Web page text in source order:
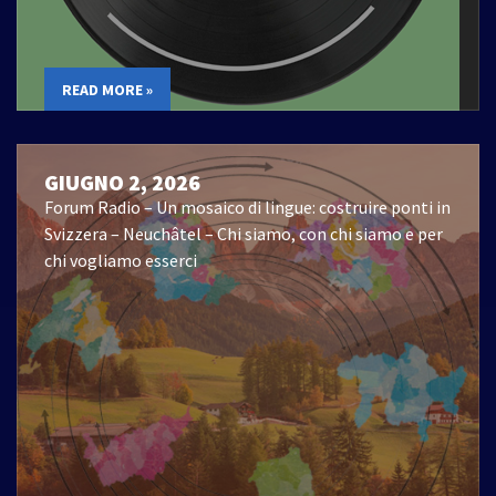
READ MORE »
GIUGNO 2, 2026
Forum Radio – Un mosaico di lingue: costruire ponti in
Svizzera – Neuchâtel – Chi siamo, con chi siamo e per
chi vogliamo esserci